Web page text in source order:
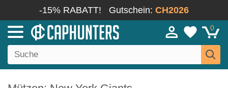
-15% RABATT! Gutschein: CH2026
0